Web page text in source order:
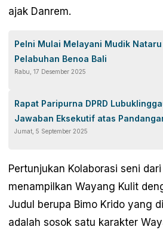
ajak Danrem.
Pelni Mulai Melayani Mudik
Pelabuhan Benoa Bali
Rabu, 17 Desember 2025
Rapat Paripurna DPRD
Jawaban Eksekutif atas
Fraksi Dewan
Jumat, 5 September 2025
Pertunjukan Kolaborasi seni
menampilkan Wayang Kulit
Judul berupa Bimo Krido yang
adalah sosok satu karakter